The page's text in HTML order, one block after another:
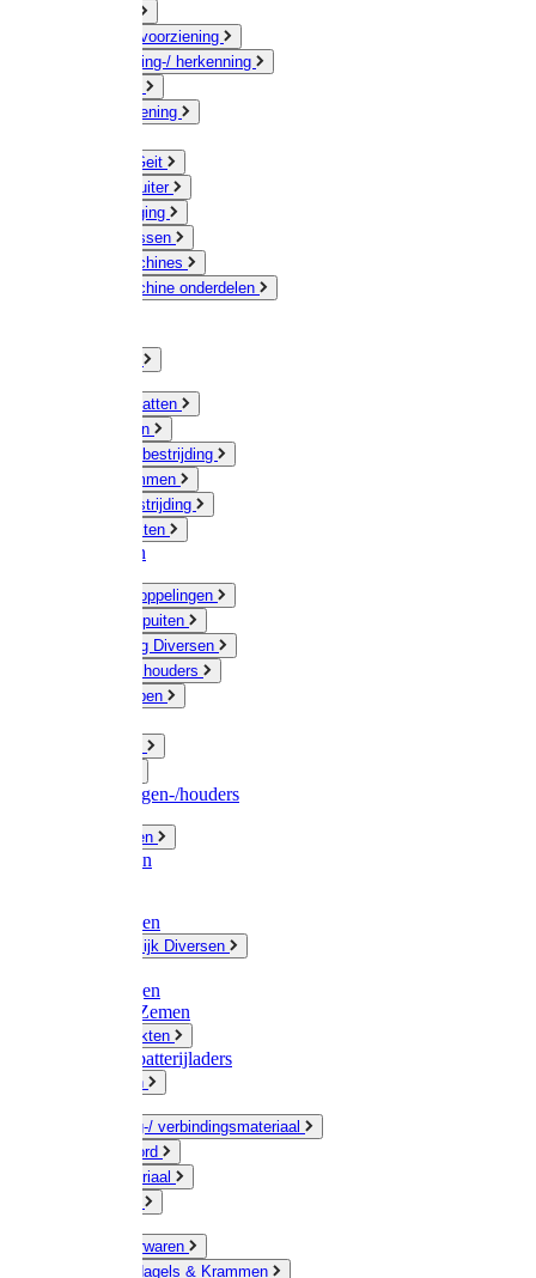
Drinkwatervoorziening
Veemarkering-/ herkenning
Voervoorziening
Schaap / Geit
Paard & Ruiter
Veeverzorging
Scheermessen
Scheermachines
Scheermachine onderdelen
Muizen / Ratten
Drukspuiten
Ongediertebestrijding
Mollenklemmen
Onkruidbestrijding
Vliegenkasten
Meststoffen
Messing koppelingen
Gieters / Spuiten
Besproeiing Diversen
Slangen & houders
Waterpompen
Slangenwagen-/houders
Olie / Vetten
Chemicalien
Plasticzakken
Huishoudelijk Diversen
Zaksluitingen
Sponzen / Zemen
Zeepprodukten
Batterij & batterijladers
Zaklampen
Verpakking-/ verbindingsmateriaal
Touw / Koord
Afdekmateriaal
Kleine ijzerwaren
Spijkers, Nagels & Krammen